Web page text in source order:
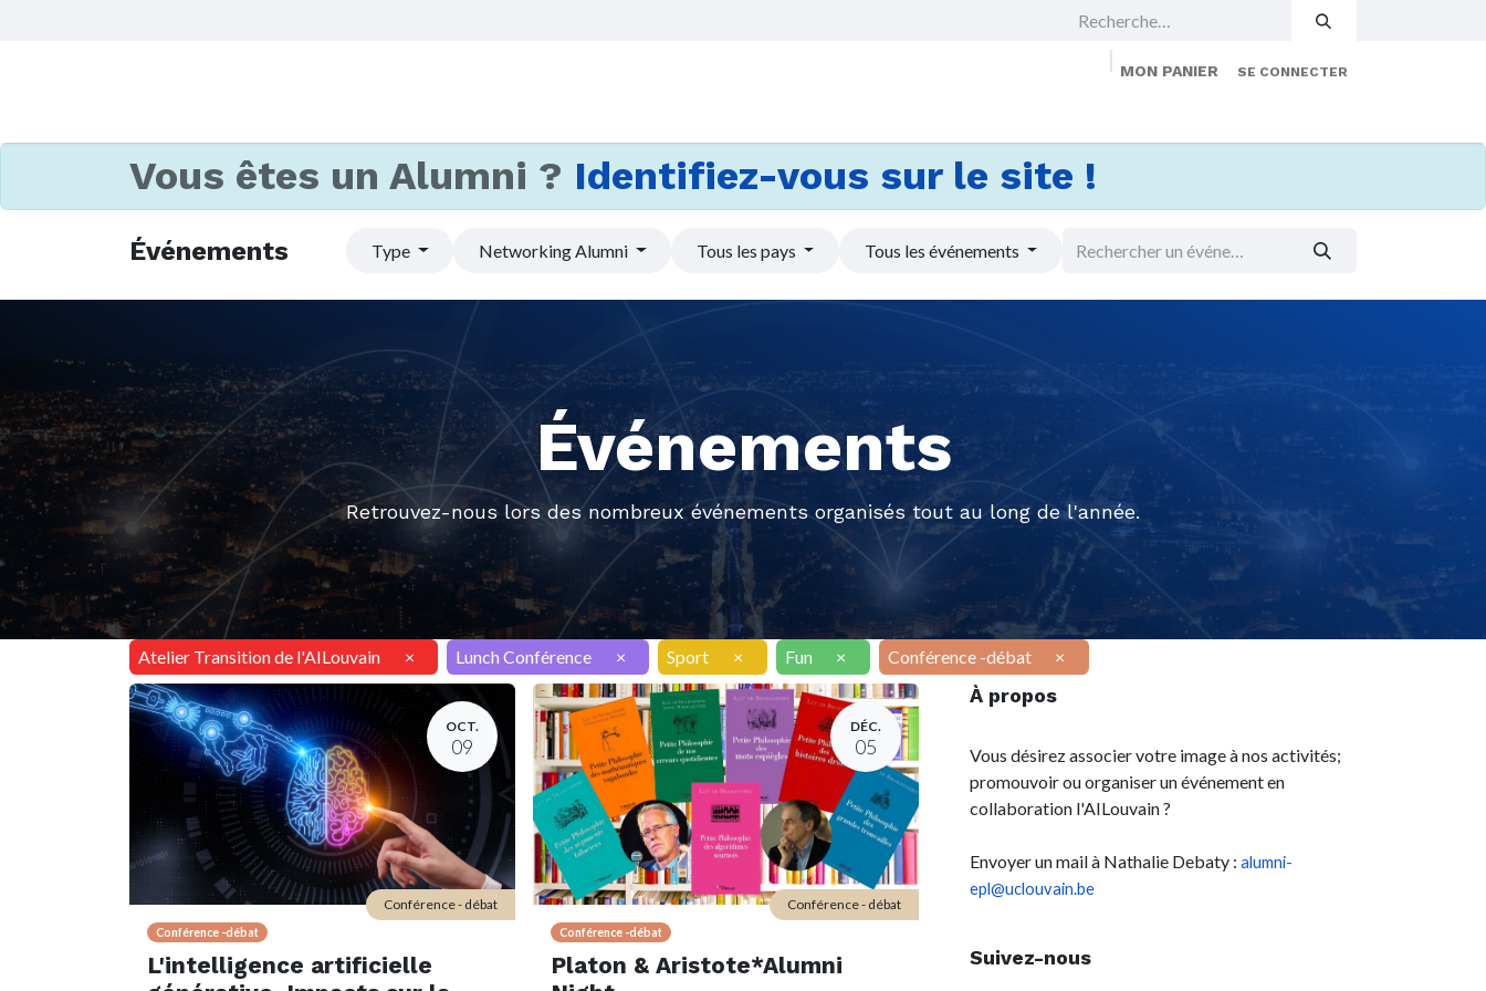
MON PANIER SE CONNECTER
Vous êtes un Alumni ? Identifiez-vous sur le site !
Événements Type Networking Alumni Tous les pays Tous les événements
Événements
Retrouvez-nous lors des nombreux événements organisés tout au long de l'année.
Atelier Transition de l'AILouvain × Lunch Conférence × Sport × Fun × Conférence -débat ×
OCT.
09
Conférence -débat
L'intelligence artificielle
Conférence - débat
DÉC.
05
Conférence -débat
Platon & Aristote*Alumni
Conférence - débat
À propos
Vous désirez associer votre image à nos activités;
promouvoir ou organiser un événement en
collaboration l'AILouvain ?
Envoyer un mail à Nathalie Debaty : alumni-
epl@uclouvain.be
Suivez-nous